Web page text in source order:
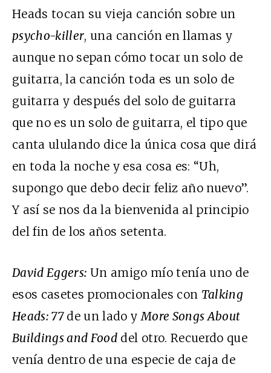
Heads tocan su vieja canción sobre un
psycho-killer, una canción en llamas y
aunque no sepan cómo tocar un solo de
guitarra, la canción toda es un solo de
guitarra y después del solo de guitarra
que no es un solo de guitarra, el tipo que
canta ululando dice la única cosa que dirá
en toda la noche y esa cosa es: “Uh,
supongo que debo decir feliz año nuevo”.
Y así se nos da la bienvenida al principio
del fin de los años setenta.
David Eggers: Un amigo mío tenía uno de
esos casetes promocionales con Talking
Heads: 77de un lado yMore Songs About
Buildings and Food del otro. Recuerdo que
venía dentro de una especie de caja de